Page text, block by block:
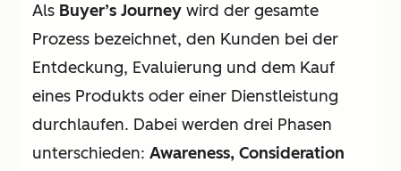
Als Buyer’s Journey wird der gesamte
Prozess bezeichnet, den Kunden bei der
Entdeckung, Evaluierung und dem Kauf
eines Produkts oder einer Dienstleistung
durchlaufen. Dabei werden drei Phasen
unterschieden: Awareness, Consideration